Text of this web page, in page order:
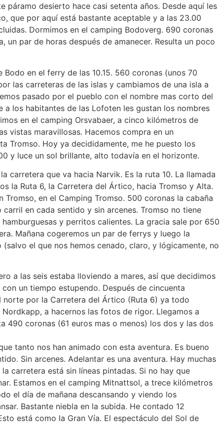
páramo desierto hace casi setenta años. Desde aquí les
que por aquí está bastante aceptable y a las 23.00
Dormimos en el camping Bodoverg. 690 coronas
par de horas después de amanecer. Resulta un poco
en el ferry de las 10.15. 560 coronas (unos 70
las carreteras de las islas y cambiamos de una isla a
pasado por el pueblo con el nombre mas corto del
a los habitantes de las Lofoten les gustan los nombres
en el camping Orsvabaer, a cinco kilómetros de
vistas maravillosas. Hacemos compra en un
Tromso. Hoy ya decididamente, me he puesto los
y luce un sol brillante, alto todavía en el horizonte.
carretera que va hacia Narvik. Es la ruta 10. La llamada
la Ruta 6, la Carretera del Ártico, hacia Tromso y Alta.
en el Camping Tromso. 500 coronas la cabaña
en cada sentido y sin arcenes. Tromso no tiene
y perritos calientes. La gracia sale por 650
Mañana cogeremos un par de ferrys y luego la
el que nos hemos cenado, claro, y lógicamente, no
a las seis estaba lloviendo a mares, así que decidimos
un tiempo estupendo. Después de cincuenta
por la Carretera del Ártico (Ruta 6) ya todo
a hacernos las fotos de rigor. Llegamos a
490 coronas (61 euros mas o menos) los dos y las dos
tanto nos han animado con esta aventura. Es bueno
Sin arcenes. Adelantar es una aventura. Hay muchas
carretera está sin líneas pintadas. Si no hay que
Estamos en el camping Mitnattsol, a trece kilómetros
el día de mañana descansando y viendo los
Bastante niebla en la subida. He contado 12
está como la Gran Vía. El espectáculo del Sol de